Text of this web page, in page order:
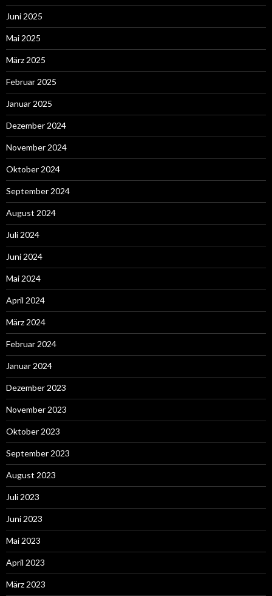
Juni 2025
Mai 2025
März 2025
Februar 2025
Januar 2025
Dezember 2024
November 2024
Oktober 2024
September 2024
August 2024
Juli 2024
Juni 2024
Mai 2024
April 2024
März 2024
Februar 2024
Januar 2024
Dezember 2023
November 2023
Oktober 2023
September 2023
August 2023
Juli 2023
Juni 2023
Mai 2023
April 2023
März 2023